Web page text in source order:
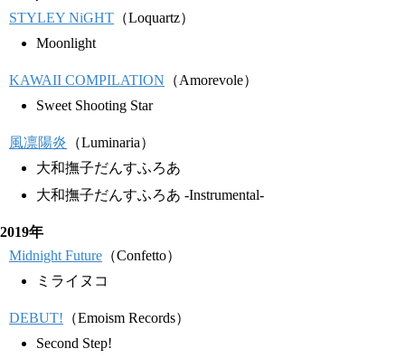
STYLEY NiGHT （Loquartz）
Moonlight
KAWAII COMPILATION （Amorevole）
Sweet Shooting Star
風凛陽炎 （Luminaria）
大和撫子だんすふろあ
大和撫子だんすふろあ -Instrumental-
2019年
Midnight Future （Confetto）
ミライヌコ
DEBUT! （Emoism Records）
Second Step!